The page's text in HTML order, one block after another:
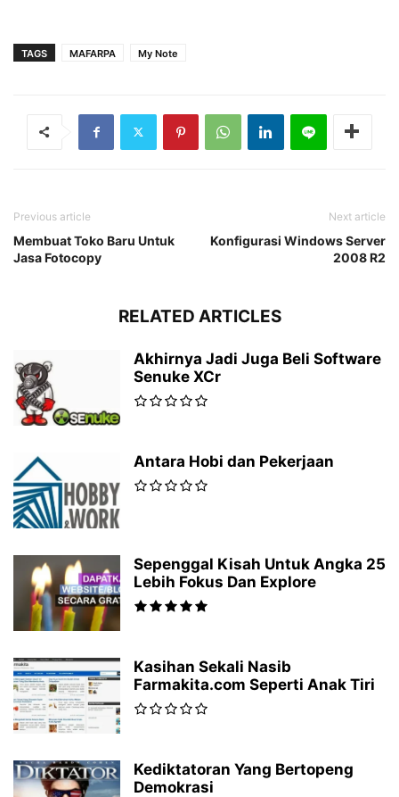
TAGS MAFARPA My Note
Previous article
Membuat Toko Baru Untuk
Jasa Fotocopy
Next article
Konfigurasi Windows Server
2008 R2
RELATED ARTICLES
Akhirnya Jadi Juga Beli Software
Senuke XCr
Antara Hobi dan Pekerjaan
Sepenggal Kisah Untuk Angka 25
Lebih Fokus Dan Explore
Kasihan Sekali Nasib
Farmakita.com Seperti Anak Tiri
Kediktatoran Yang Bertopeng
Demokrasi